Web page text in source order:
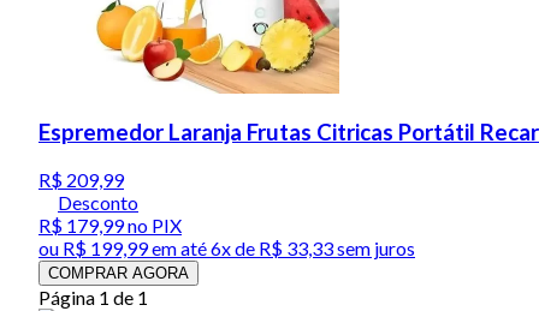
Espremedor Laranja Frutas Citricas Portátil
R$ 209,99
Desconto
R$ 179,99no PIX
ou R$ 199,99em até6x de R$ 33,33 sem juros
COMPRAR AGORA
Página 1 de 1